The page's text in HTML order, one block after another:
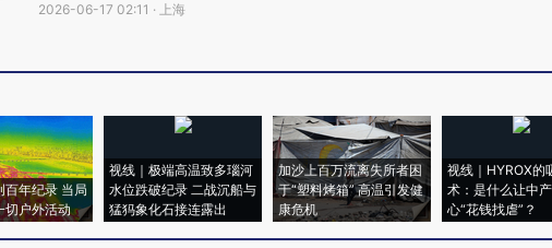
2026-06-17 02:11 · 上海
百年纪录 当局
切户外活动
视线｜极端高温致多瑙河
水位跌破纪录 二战沉船与
猛犸象化石接连露出
加沙上百万流离失所者困
于“塑料烤箱” 高温引发健
康危机
视线｜HYROX的
术：是什么让中
心“花钱找虐”？